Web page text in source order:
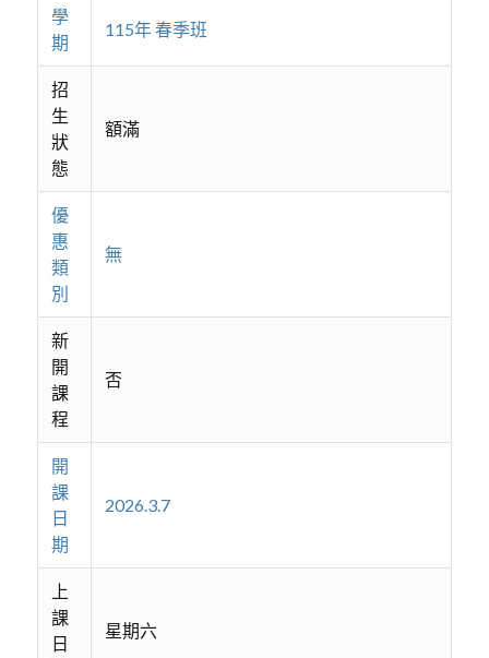
學
期
115年 春季班
招
生
狀
態
額滿
優
惠
類
別
無
新
開
課
程
否
開
課
日
期
2026.3.7
上
課
日
星期六